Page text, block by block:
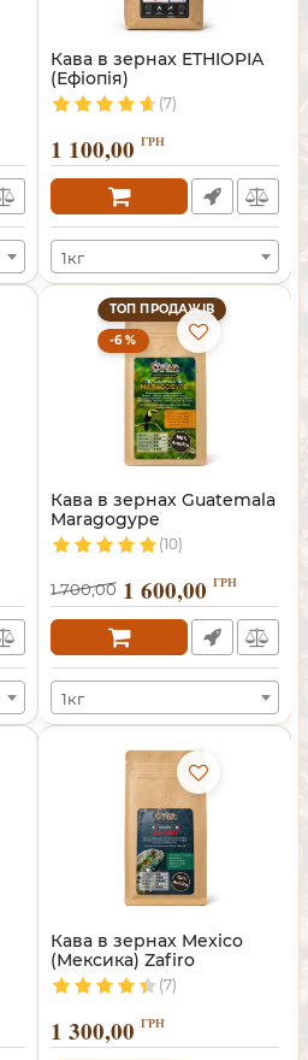
Кава в зернах ETHIOPIA
(Ефіопія)
(7)
1 100,00 ГРН
1кг
ТОП ПРОДАЖІВ
-6 %
Кава в зернах Guatemala
Maragogype
(Марагоджип)
(10)
1 700,00 1 600,00 ГРН
1кг
Кава в зернах Mexico
(Мексика) Zafiro
(7)
1 300,00 ГРН